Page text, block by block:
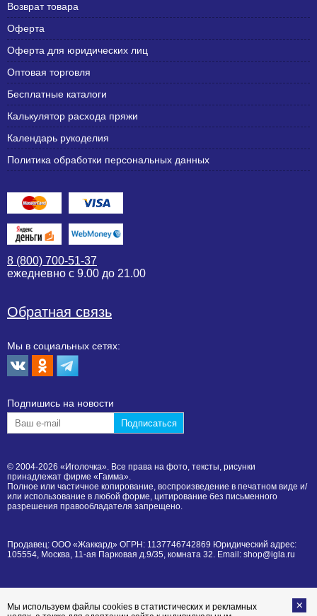
Возврат товара
Оферта
Оферта для юридических лиц
Оптовая торговля
Бесплатные каталоги
Калькулятор расхода пряжи
Календарь рукоделия
Политика обработки персональных данных
8 (800) 700-51-37
ежедневно с 9.00 до 21.00
Обратная связь
Мы в социальных сетях:
Подпишиcь на новости
© 2004-2026 «Иголочка». Все права на фото, тексты, рисунки
принадлежат фирме «Гамма».
Полное или частичное копирование, воспроизведение в печатном виде и/
или использование в любой форме, цитирование без письменного
разрешения правообладателя запрещено.
Продавец: ООО «Жаккард» ОГРН: 1137746742869 Юридический адрес:
105554, Москва, 11-ая Парковая д.9/35, комната 32. Email: shop@igla.ru
Мы используем файлы cookies в статистических и рекламных